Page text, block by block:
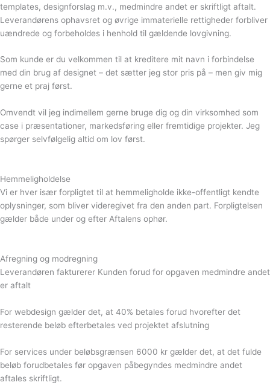
templates, designforslag m.v., medmindre andet er skriftligt aftalt.
Leverandørens ophavsret og øvrige immaterielle rettigheder forbliver
uændrede og forbeholdes i henhold til gældende lovgivning.
Som kunde er du velkommen til at kreditere mit navn i forbindelse
med din brug af designet – det sætter jeg stor pris på – men giv mig
gerne et praj først.
Omvendt vil jeg indimellem gerne bruge dig og din virksomhed som
case i præsentationer, markedsføring eller fremtidige projekter. Jeg
spørger selvfølgelig altid om lov først.
Hemmeligholdelse
Vi er hver især forpligtet til at hemmeligholde ikke-offentligt kendte
oplysninger, som bliver videregivet fra den anden part. Forpligtelsen
gælder både under og efter Aftalens ophør.
Afregning og modregning
Leverandøren fakturerer Kunden forud for opgaven medmindre andet
er aftalt
For webdesign gælder det, at 40% betales forud hvorefter det
resterende beløb efterbetales ved projektet afslutning
For services under beløbsgrænsen 6000 kr gælder det, at det fulde
beløb forudbetales før opgaven påbegyndes medmindre andet
aftales skriftligt.